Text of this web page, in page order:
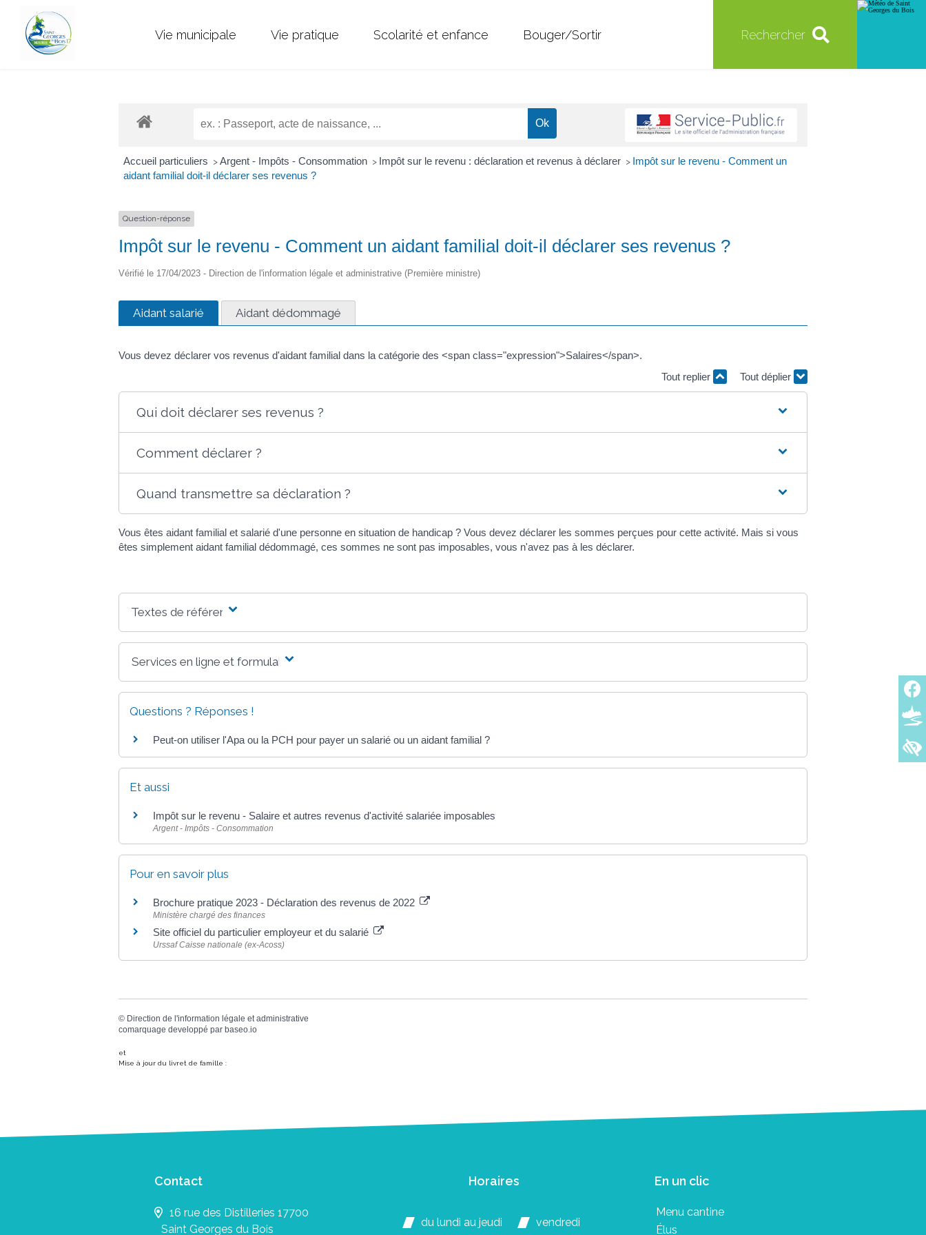
Vie municipale Vie pratique Scolarité et enfance Bouger/Sortir Rechercher
Accueil particuliers > Argent - Impôts - Consommation > Impôt sur le revenu : déclaration et revenus à déclarer > Impôt sur le revenu - Comment un
aidant familial doit-il déclarer ses revenus ?
Question-réponse
Impôt sur le revenu - Comment un aidant familial doit-il déclarer ses revenus ?
Vérifié le 17/04/2023 - Direction de l'information légale et administrative (Première ministre)
Aidant salarié Aidant dédommagé
Vous devez déclarer vos revenus d'aidant familial dans la catégorie des <span class="expression">Salaires</span>.
Tout replier
Tout déplier
Qui doit déclarer ses revenus ?
Comment déclarer ?
Quand transmettre sa déclaration ?
Vous êtes aidant familial et salarié d'une personne en situation de handicap ? Vous devez déclarer les sommes perçues pour cette activité. Mais si vous
êtes simplement aidant familial dédommagé, ces sommes ne sont pas imposables, vous n'avez pas à les déclarer.
Textes de référence
Services en ligne et formulaires
Questions ? Réponses !
Peut-on utiliser l'Apa ou la PCH pour payer un salarié ou un aidant familial ?
Et aussi
Impôt sur le revenu - Salaire et autres revenus d'activité salariée imposables
Argent - Impôts - Consommation
Pour en savoir plus
Brochure pratique 2023 - Déclaration des revenus de 2022
Ministère chargé des finances
Site officiel du particulier employeur et du salarié
Urssaf Caisse nationale (ex-Acoss)
© Direction de l'information légale et administrative
comarquage developpé par baseo.io
et
Mise à jour du livret de famille :
Contact
16 rue des Distilleries 17700
Saint Georges du Bois
Horaires
du lundi au jeudi vendredi
En un clic
Menu cantine
Élus